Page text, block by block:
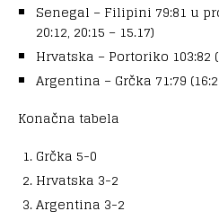
Senegal – Filipini 79:81 u
20:12, 20:15 – 15.17)
Hrvatska – Portoriko 103:82
Argentina – Grčka 71:79
Konačna tabela
Grčka 5-0
Hrvatska 3-2
Argentina 3-2